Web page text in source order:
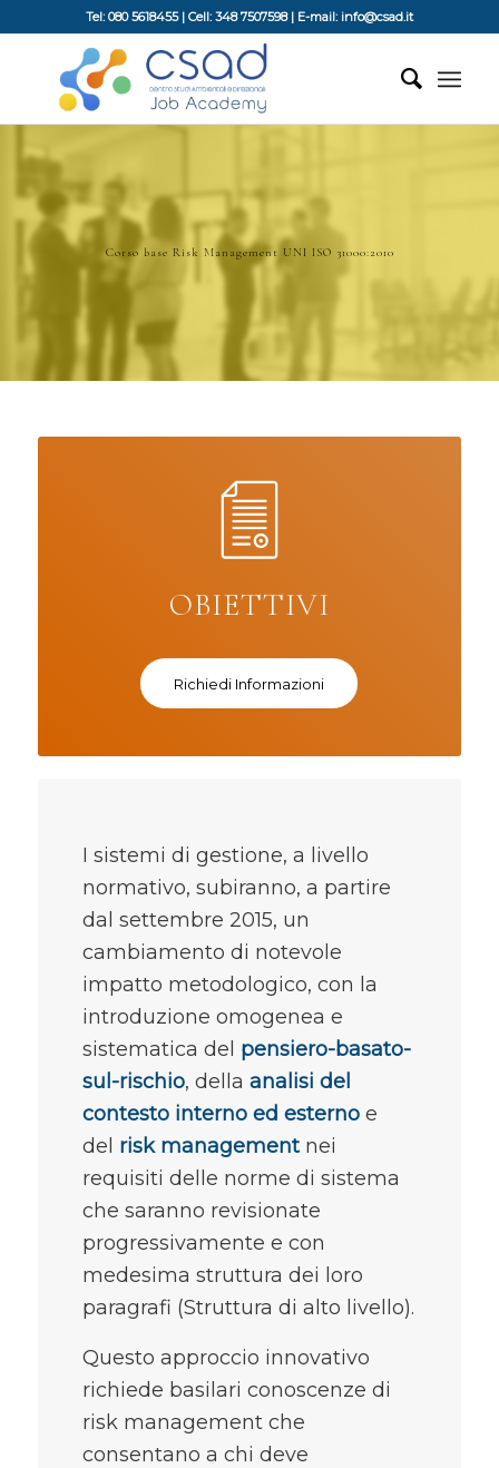
Tel: 080 5618455 | Cell: 348 7507598 | E-mail: info@csad.it
Corso base Risk Management UNI ISO 31000:2010
OBIETTIVI
Richiedi Informazioni
I sistemi di gestione, a livello
normativo, subiranno, a partire
dal settembre 2015, un
cambiamento di notevole
impatto metodologico, con la
introduzione omogenea e
sistematica del pensiero-basato-
sul-rischio, della analisi del
contesto interno ed esternoe
del risk managementnei
requisiti delle norme di sistema
che saranno revisionate
progressivamente e con
medesima struttura dei loro
paragrafi (Struttura di alto livello).
Questo approccio innovativo
richiede basilari conoscenze di
risk management che
consentano a chi deve